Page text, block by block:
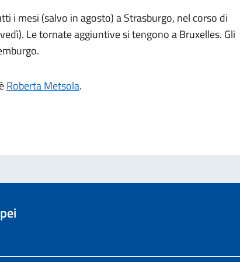
i mesi (salvo in agosto) a Strasburgo, nel corso di
Le tornate aggiuntive si tengono a Bruxelles. Gli
Roberta Metsola.